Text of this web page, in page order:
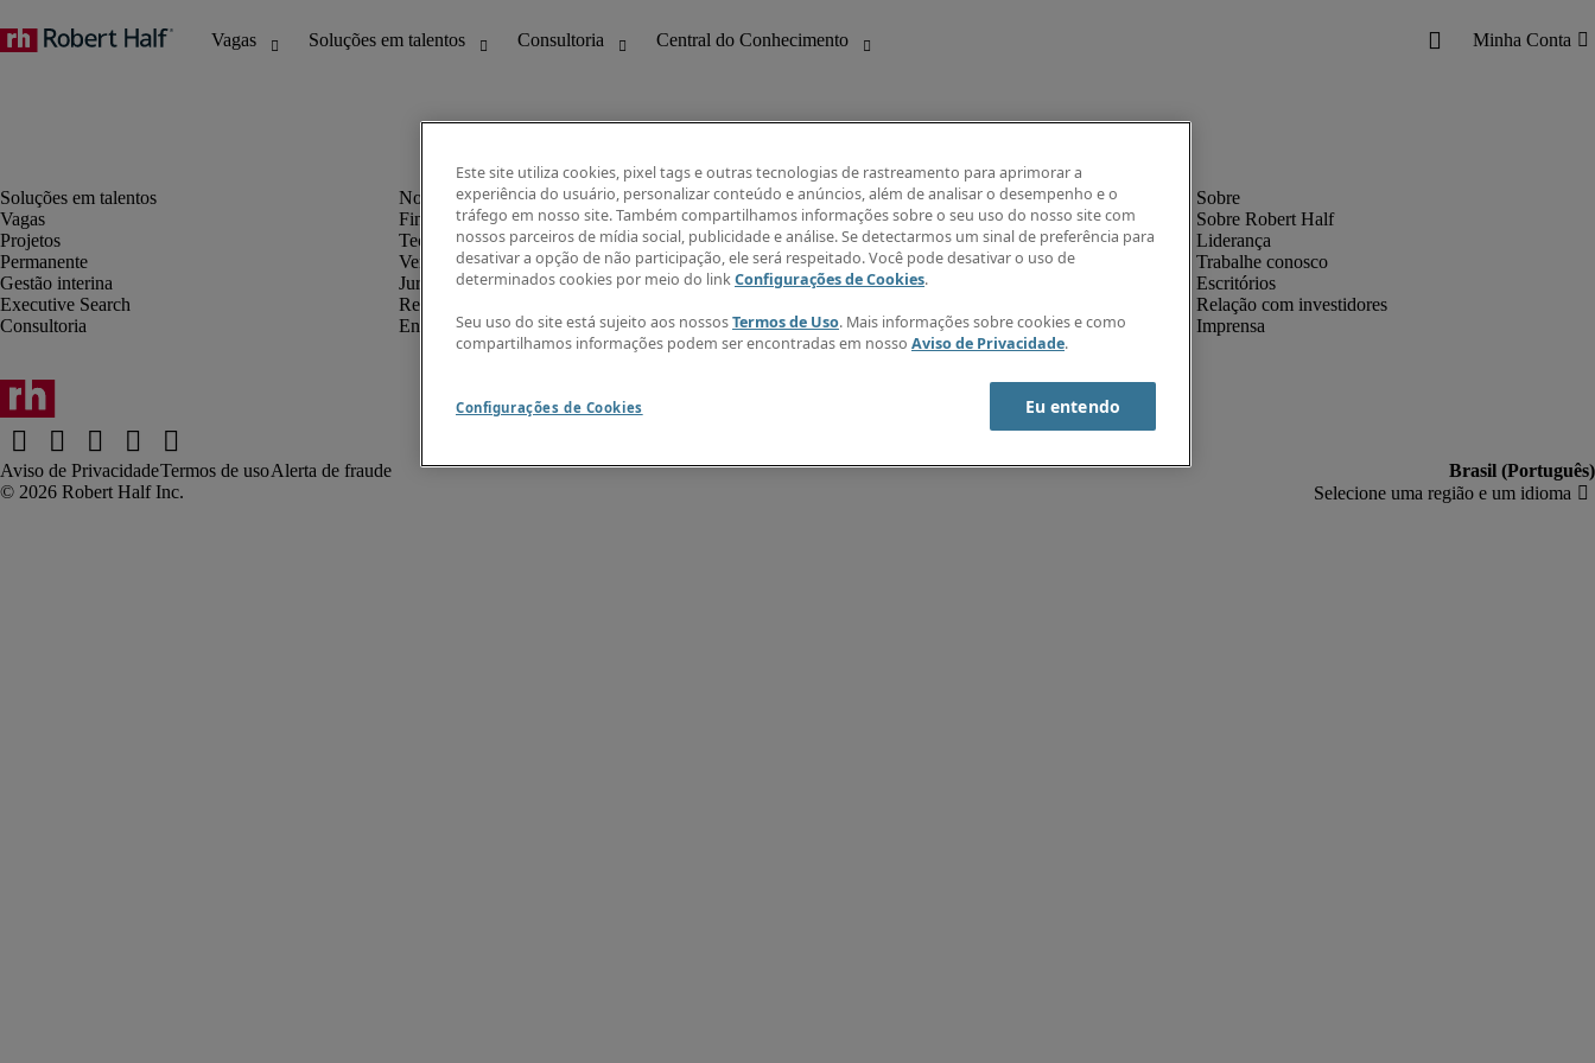
Vagas
Projetos
Permanente
Gestão interina
Executive Search
Consultoria
Finanças e contabilidade
Tecnologia da informação
Vendas e marketing
Jurídico
Recursos humanos
Engenharia
Guia salarial
Índice de confiança Robert Half
Panorama Setorial
Funções mais demandadas
Receba nossa newsletter
Criar alerta de vagas
Sobre Robert Half
Liderança
Trabalhe conosco
Escritórios
Relação com investidores
Imprensa
Aviso de PrivacidadeTermos de usoAlerta de fraude
Este site utiliza cookies, pixel tags e outras tecnologias de rastreamento para aprimorar a
experiência do usuário, personalizar conteúdo e anúncios, além de analisar o desempenho e o
tráfego em nosso site. Também compartilhamos informações sobre o seu uso do nosso site com
nossos parceiros de mídia social, publicidade e análise. Se detectarmos um sinal de preferência para
desativar a opção de não participação, ele será respeitado. Você pode desativar o uso de
determinados cookies por meio do linkConfigurações de Cookies.
Seu uso do site está sujeito aos nossosTermos de Uso. Mais informações sobre cookies e como
compartilhamos informações podem ser encontradas em nosso Aviso de Privacidade.
Configurações de Cookies Eu entendo